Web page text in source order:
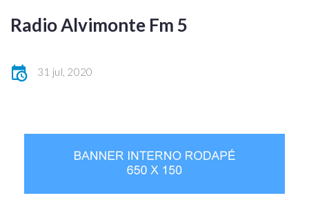
Radio Alvimonte Fm 5
31 jul, 2020